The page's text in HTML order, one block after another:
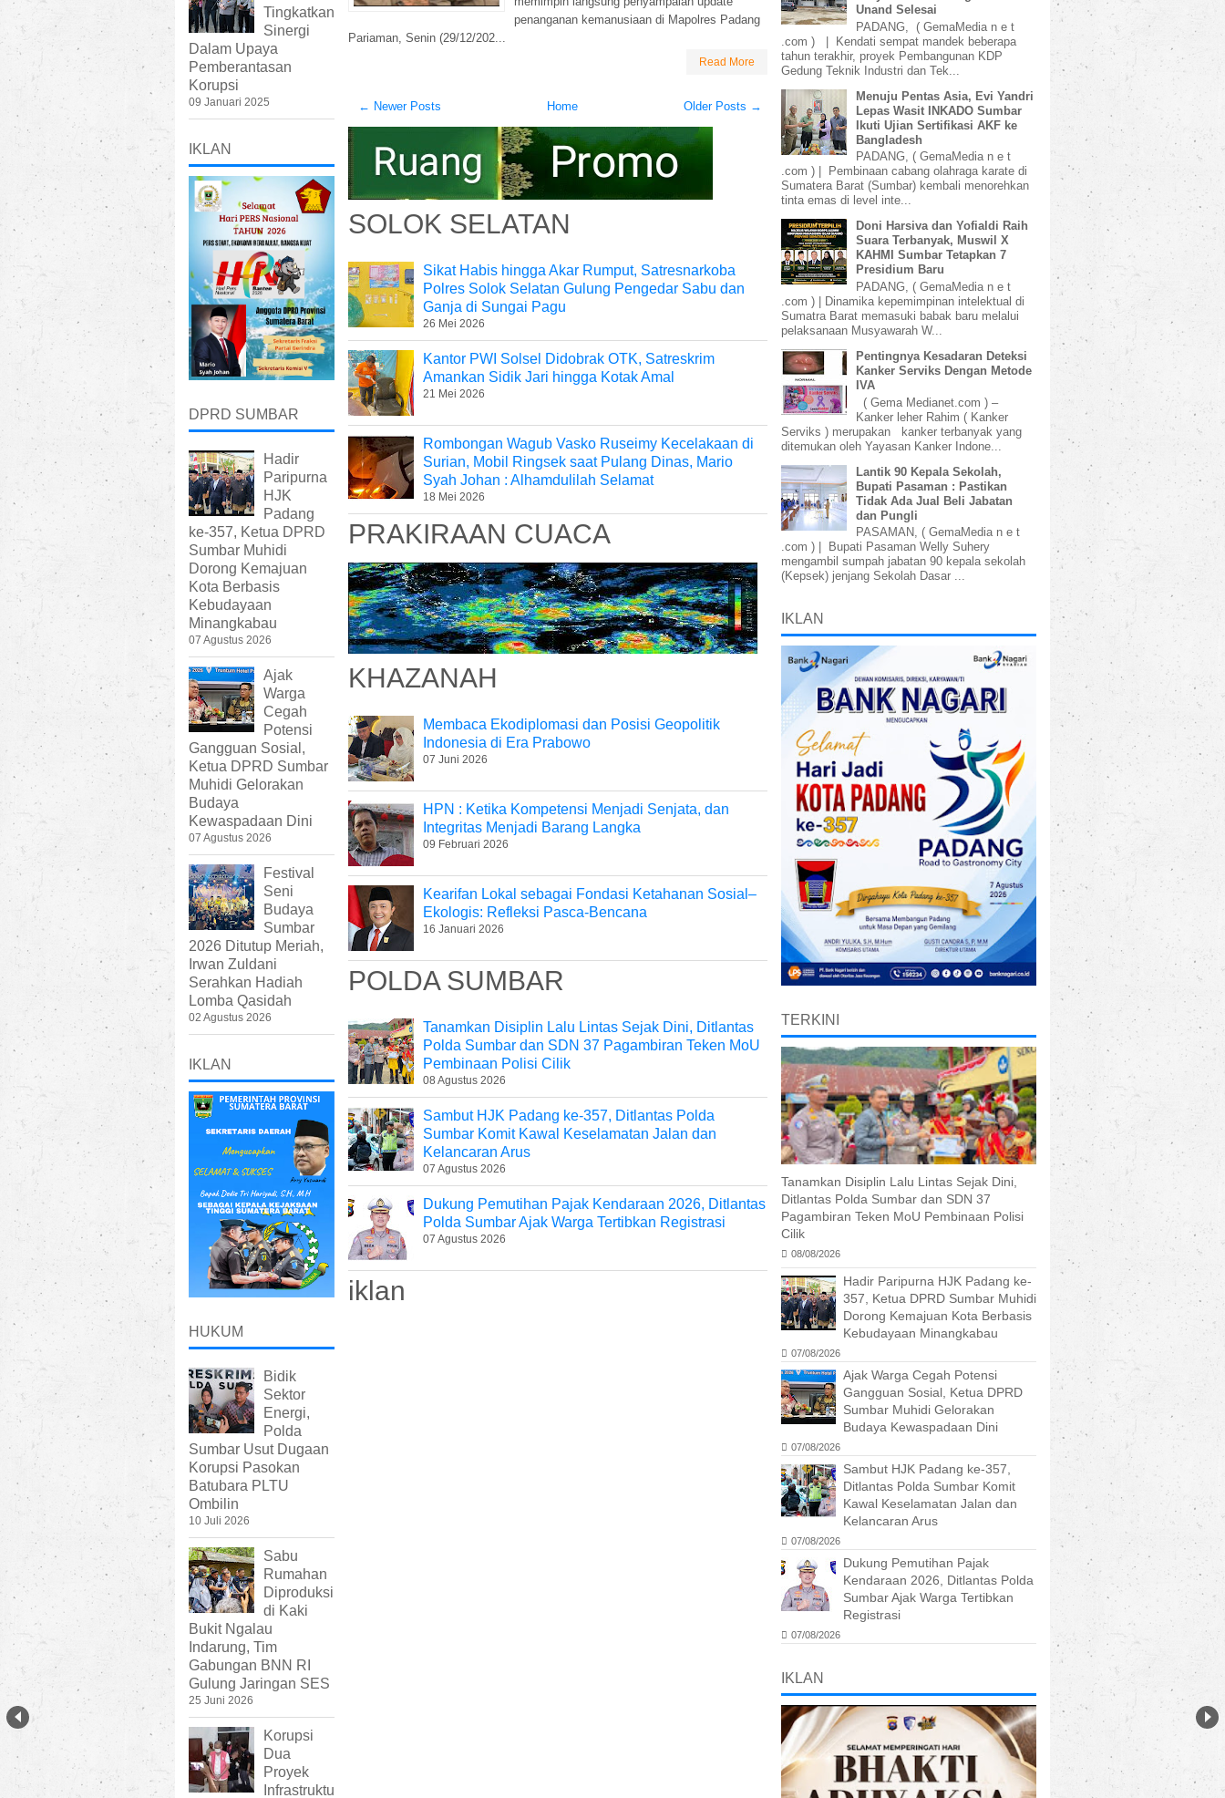
penanganan kemanusiaan di Mapolres Padang
Pariaman, Senin (29/12/202...
Read More
← Newer Posts Older Posts →
Home
SOLOK SELATAN
Sikat Habis hingga Akar Rumput, Satresnarkoba
Polres Solok Selatan Gulung Pengedar Sabu dan
Ganja di Sungai Pagu
26 Mei 2026
Kantor PWI Solsel Didobrak OTK, Satreskrim
Amankan Sidik Jari hingga Kotak Amal
21 Mei 2026
Rombongan Wagub Vasko Ruseimy Kecelakaan di
Surian, Mobil Ringsek saat Pulang Dinas, Mario
Syah Johan : Alhamdulilah Selamat
18 Mei 2026
PRAKIRAAN CUACA
KHAZANAH
Membaca Ekodiplomasi dan Posisi Geopolitik
Indonesia di Era Prabowo
07 Juni 2026
HPN : Ketika Kompetensi Menjadi Senjata, dan
Integritas Menjadi Barang Langka
09 Februari 2026
Kearifan Lokal sebagai Fondasi Ketahanan Sosial–
Ekologis: Refleksi Pasca-Bencana
16 Januari 2026
POLDA SUMBAR
Tanamkan Disiplin Lalu Lintas Sejak Dini, Ditlantas
Polda Sumbar dan SDN 37 Pagambiran Teken MoU
Pembinaan Polisi Cilik
08 Agustus 2026
Sambut HJK Padang ke-357, Ditlantas Polda
Sumbar Komit Kawal Keselamatan Jalan dan
Kelancaran Arus
07 Agustus 2026
Dukung Pemutihan Pajak Kendaraan 2026, Ditlantas
Polda Sumbar Ajak Warga Tertibkan Registrasi
07 Agustus 2026
iklan
Tingkatkan
Sinergi
Dalam Upaya
Pemberantasan
Korupsi
09 Januari 2025
IKLAN
DPRD SUMBAR
Hadir
Paripurna
HJK
Padang
ke-357, Ketua DPRD
Sumbar Muhidi
Dorong Kemajuan
Kota Berbasis
Kebudayaan
Minangkabau
07 Agustus 2026
Ajak
Warga
Cegah
Potensi
Gangguan Sosial,
Ketua DPRD Sumbar
Muhidi Gelorakan
Budaya
Kewaspadaan Dini
07 Agustus 2026
Festival
Seni
Budaya
Sumbar
2026 Ditutup Meriah,
Irwan Zuldani
Serahkan Hadiah
Lomba Qasidah
02 Agustus 2026
IKLAN
HUKUM
Bidik
Sektor
Energi,
Polda
Sumbar Usut Dugaan
Korupsi Pasokan
Batubara PLTU
Ombilin
10 Juli 2026
Sabu
Rumahan
Diproduksi
di Kaki
Bukit Ngalau
Indarung, Tim
Gabungan BNN RI
Gulung Jaringan SES
25 Juni 2026
Korupsi
Dua
Proyek
Infrastruktu
Unand Selesai
PADANG, ( GemaMedia n e t
.com ) | Kendati sempat mandek beberapa
tahun terakhir, proyek Pembangunan KDP
Gedung Teknik Industri dan Tek...
Menuju Pentas Asia, Evi Yandri
Lepas Wasit INKADO Sumbar
Ikuti Ujian Sertifikasi AKF ke
Bangladesh
PADANG, ( GemaMedia n e t
.com ) | Pembinaan cabang olahraga karate di
Sumatera Barat (Sumbar) kembali menorehkan
tinta emas di level inte...
Doni Harsiva dan Yofialdi Raih
Suara Terbanyak, Muswil X
KAHMI Sumbar Tetapkan 7
Presidium Baru
PADANG, ( GemaMedia n e t
.com ) | Dinamika kepemimpinan intelektual di
Sumatra Barat memasuki babak baru melalui
pelaksanaan Musyawarah W...
Pentingnya Kesadaran Deteksi
Kanker Serviks Dengan Metode
IVA
( Gema Medianet.com ) –
Kanker leher Rahim ( Kanker
Serviks ) merupakan kanker terbanyak yang
ditemukan oleh Yayasan Kanker Indone...
Lantik 90 Kepala Sekolah,
Bupati Pasaman : Pastikan
Tidak Ada Jual Beli Jabatan
dan Pungli
PASAMAN, ( GemaMedia n e t
.com ) | Bupati Pasaman Welly Suhery
mengambil sumpah jabatan 90 kepala sekolah
(Kepsek) jenjang Sekolah Dasar ...
IKLAN
TERKINI
Tanamkan Disiplin Lalu Lintas Sejak Dini,
Ditlantas Polda Sumbar dan SDN 37
Pagambiran Teken MoU Pembinaan Polisi
Cilik
08/08/2026
Hadir Paripurna HJK Padang ke-
357, Ketua DPRD Sumbar Muhidi
Dorong Kemajuan Kota Berbasis
Kebudayaan Minangkabau
07/08/2026
Ajak Warga Cegah Potensi
Gangguan Sosial, Ketua DPRD
Sumbar Muhidi Gelorakan
Budaya Kewaspadaan Dini
07/08/2026
Sambut HJK Padang ke-357,
Ditlantas Polda Sumbar Komit
Kawal Keselamatan Jalan dan
Kelancaran Arus
07/08/2026
Dukung Pemutihan Pajak
Kendaraan 2026, Ditlantas Polda
Sumbar Ajak Warga Tertibkan
Registrasi
07/08/2026
IKLAN